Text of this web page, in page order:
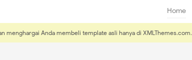
Home
menghargai Anda membeli template asli hanya di XMLThemes.com.